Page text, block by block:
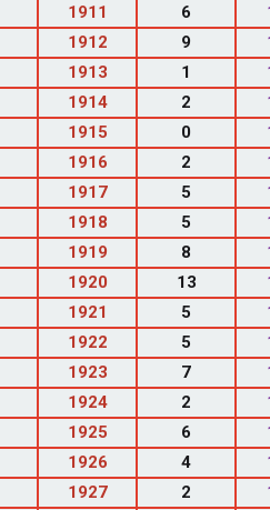
1911 6
1912 9
1913 1
1914 2
1915 0
1916 2
1917 5
1918 5
1919 8
1920 13
1921 5
1922 5
1923 7
1924 2
1925 6
1926 4
1927 2